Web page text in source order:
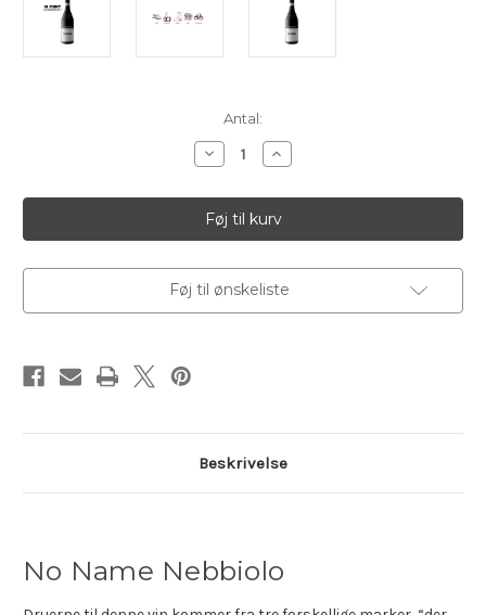
Antal:
Reducer
antallet
No
Name
Nebbiolo,
Magnum
Øg
antallet
No
Name
Nebbiolo,
Magnum
Føj til ønskeliste
Beskrivelse
No Name Nebbiolo